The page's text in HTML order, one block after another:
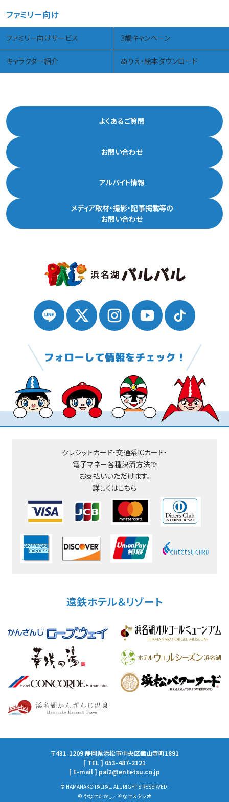
ファミリー向け
ファミリー向けサービス 3歳キャンペーン
キャラクター紹介 ぬりえ・絵本ダウンロード
よくあるご質問
お問い合わせ
アルバイト情報
メディア取材・撮影・記事掲載等の
お問い合わせ
クレジットカード・交通系ICカード・
電子マネー各種決済方法で
お支払いいただけます。
詳しくはこちら
遠鉄ホテル＆リゾート
〒431-1209 静岡県浜松市中央区舘山寺町1891
[ TEL ] 053-487-2121
[ E-mail ] pal2@entetsu.co.jp
© HAMANAKO PALPAL. ALL RIGHTS RESERVED.
© やなせたかし／やなせスタジオ